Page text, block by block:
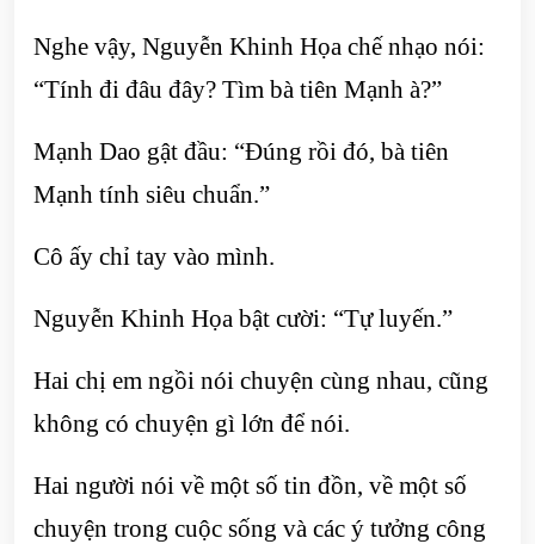
Nghe vậy, Nguyễn Khinh Họa chế nhạo nói:
“Tính đi đâu đây? Tìm bà tiên Mạnh à?”
Mạnh Dao gật đầu: “Đúng rồi đó, bà tiên
Mạnh tính siêu chuẩn.”
Cô ấy chỉ tay vào mình.
Nguyễn Khinh Họa bật cười: “Tự luyến.”
Hai chị em ngồi nói chuyện cùng nhau, cũng
không có chuyện gì lớn để nói.
Hai người nói về một số tin đồn, về một số
chuyện trong cuộc sống và các ý tưởng công